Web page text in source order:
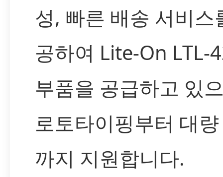
성, 빠른 배송 서비스
공하여 Lite-On LTL-
부품을 공급하고 있
로토타이핑부터 대
까지 지원합니다.